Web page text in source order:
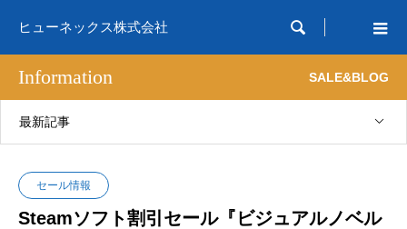
ヒューネックス株式会社 
Information SALE&BLOG
最新記事
セール情報
Steamソフト割引セール『ビジュアルノベル